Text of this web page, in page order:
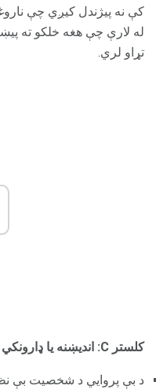
کې نه پیژندل کیږي چې
تړاو لري.
کلستر C: اندیښنه یا ډارونکي اخترونه
د بې پروايي د شخصیت بې